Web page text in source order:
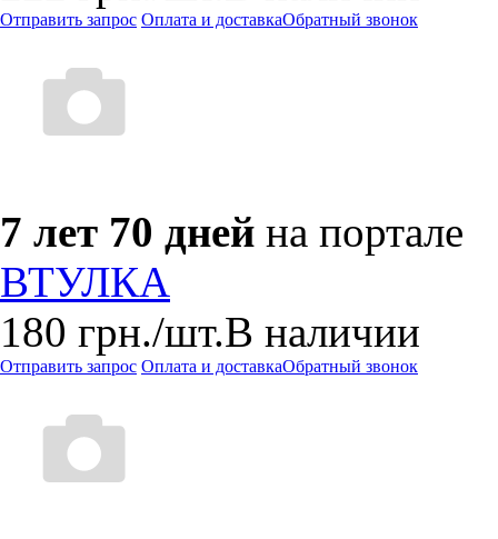
Отправить запрос Оплата и доставкаОбратный звонок
7 лет 70 дней на портале
ВТУЛКА
180 грн./шт.В наличии
Отправить запрос Оплата и доставкаОбратный звонок